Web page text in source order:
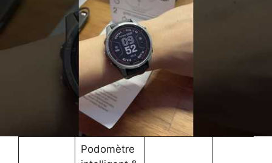
Marca
Innovation
majeure
Autonomia
Recharge
solaire
Power
Glass
prolongés
Podomètre